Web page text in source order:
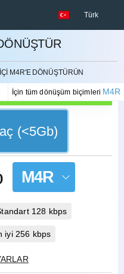
Türk
M4R'E DÖNÜŞTÜRÜN
İçin tüm dönüşüm biçimleri M4R
(<5Gb)
M4R
128 kbps
iyi 256 kbps